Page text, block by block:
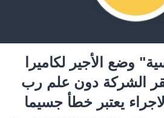
وضع الأجير لكاميرا
الشركة دون علم رب
يعتبر خطأ جسيما